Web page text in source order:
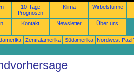
10-Tage
Prognosen
Klima Wirbelstürme
Kontakt Newsletter Über uns
Zentralamerika Südamerika
Nordwest-